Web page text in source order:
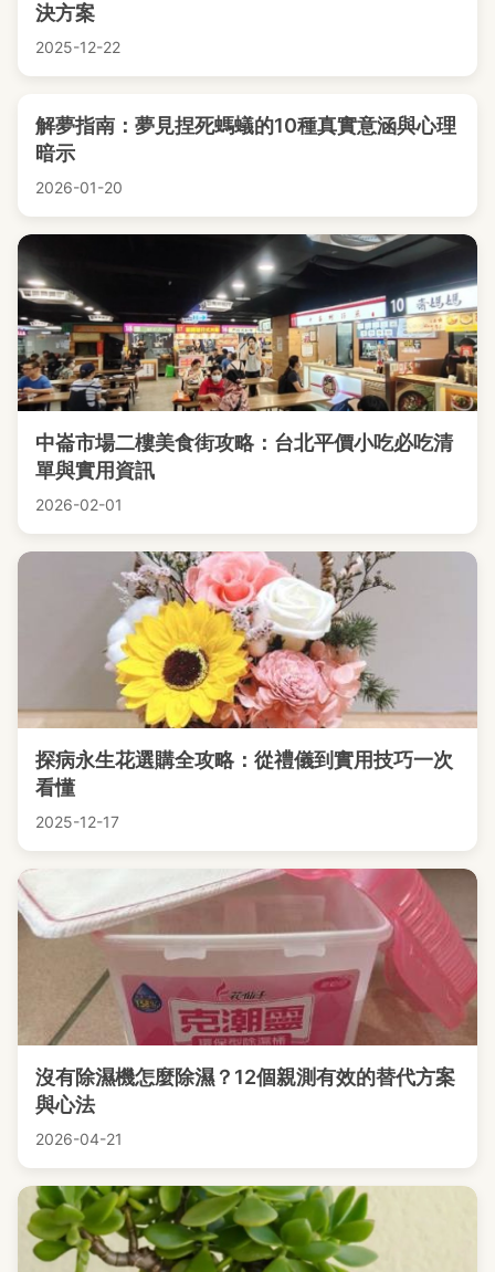
決方案
2025-12-22
解夢指南：夢見捏死螞蟻的10種真實意涵與心理
暗示
2026-01-20
中崙市場二樓美食街攻略：台北平價小吃必吃清
單與實用資訊
2026-02-01
探病永生花選購全攻略：從禮儀到實用技巧一次
看懂
2025-12-17
沒有除濕機怎麼除濕？12個親測有效的替代方案
與心法
2026-04-21